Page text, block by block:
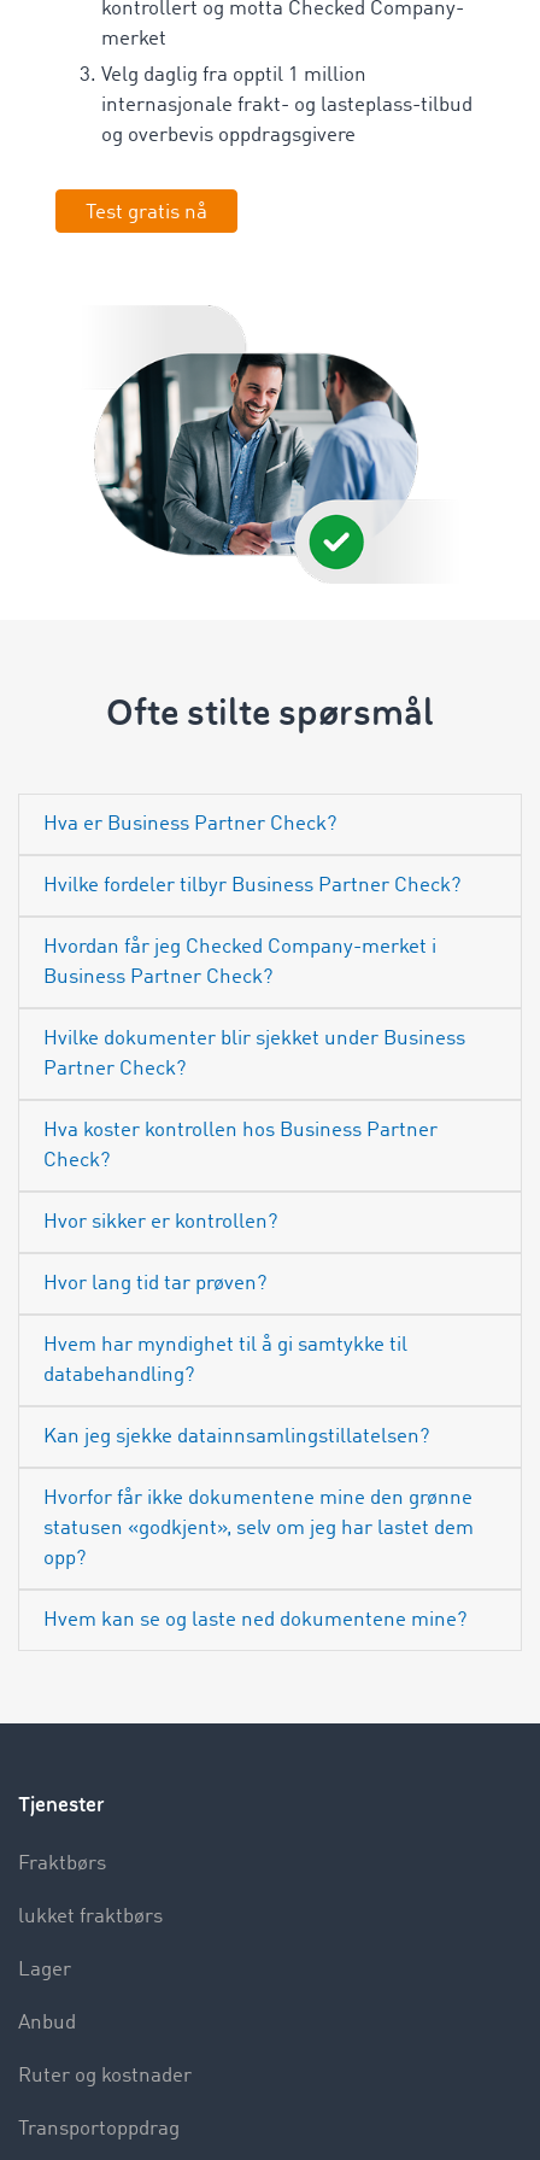
kontrollert og motta Checked Company-
merket
Velg daglig fra opptil 1 million
internasjonale frakt- og lasteplass-tilbud
og overbevis oppdragsgivere
Test gratis nå
Ofte stilte spørsmål
Hva er Business Partner Check?
Hvilke fordeler tilbyr Business Partner Check?
Hvordan får jeg Checked Company-merket i
Business Partner Check?
Hvilke dokumenter blir sjekket under Business
Partner Check?
Hva koster kontrollen hos Business Partner
Check?
Hvor sikker er kontrollen?
Hvor lang tid tar prøven?
Hvem har myndighet til å gi samtykke til
databehandling?
Kan jeg sjekke datainnsamlingstillatelsen?
Hvorfor får ikke dokumentene mine den grønne
statusen «godkjent», selv om jeg har lastet dem
opp?
Hvem kan se og laste ned dokumentene mine?
Tjenester
Fraktbørs
lukket fraktbørs
Lager
Anbud
Ruter og kostnader
Transportoppdrag